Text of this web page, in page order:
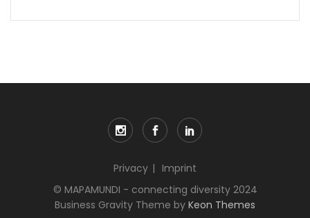
Privacy
Imprint
© MAPAMUNDI - connecting diversity 2024
Business Gravity Theme by Keon Themes